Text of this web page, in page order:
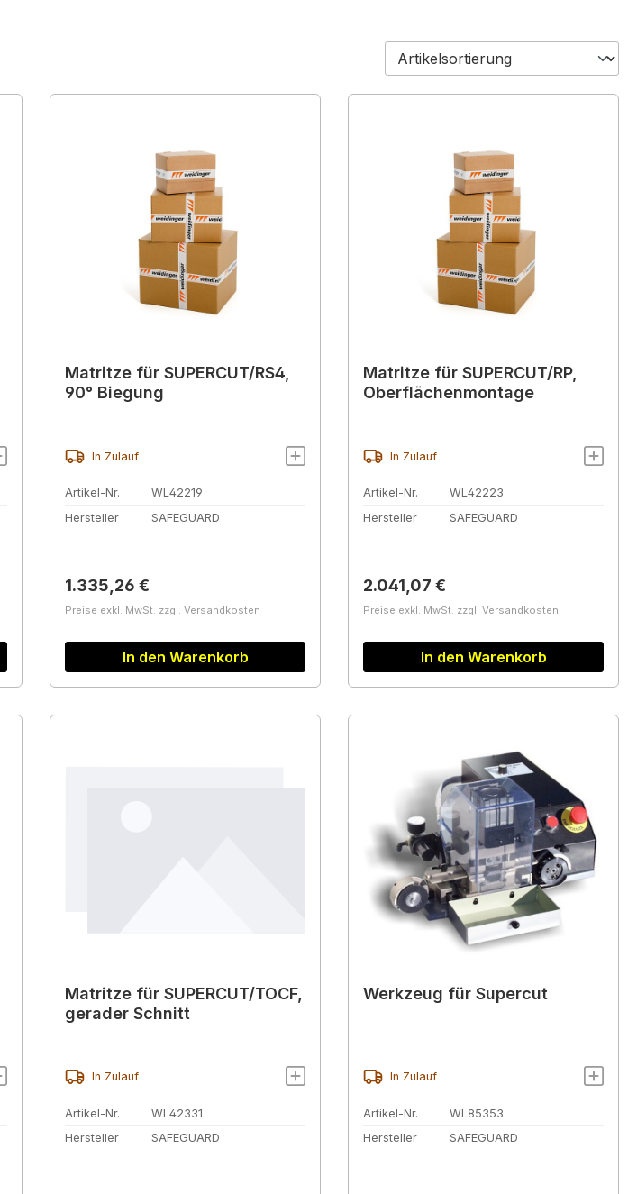
Matritze für SUPERCUT/RS4,
90° Biegung
In Zulauf
Artikel-Nr.
WL42219
Hersteller
SAFEGUARD
Regulärer Preis:
1.335,26 €
Preise exkl. MwSt. zzgl. Versandkosten
In den Warenkorb
Matritze für SUPERCUT/RP,
Oberflächenmontage
In Zulauf
Artikel-Nr.
WL42223
Hersteller
SAFEGUARD
Regulärer Preis:
2.041,07 €
Preise exkl. MwSt. zzgl. Versandkosten
In den Warenkorb
Matritze für SUPERCUT/TOCF,
gerader Schnitt
In Zulauf
Artikel-Nr.
WL42331
Hersteller
SAFEGUARD
Werkzeug für Supercut
In Zulauf
Artikel-Nr.
WL85353
Hersteller
SAFEGUARD